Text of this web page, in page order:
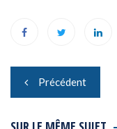
Navigation
de
Précédent